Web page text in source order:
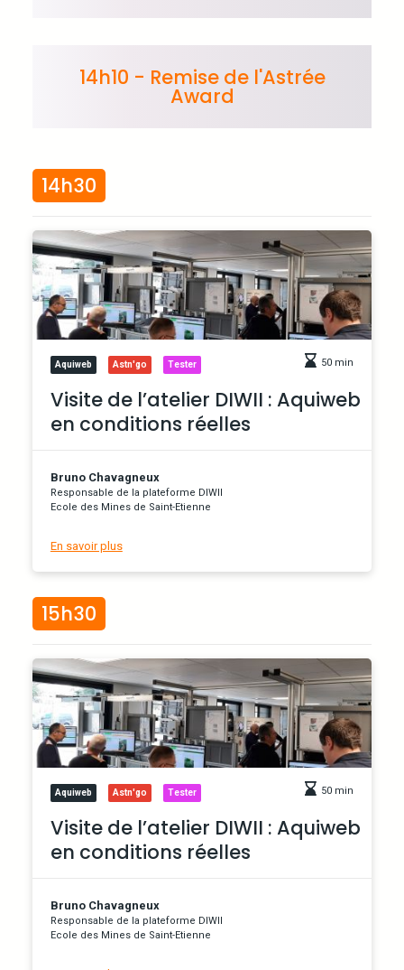
14h10 - Remise de l'Astrée
Award
14h30
Aquiweb Astn'go Tester 50 min
Visite de l’atelier DIWII : Aquiweb
en conditions réelles
Bruno Chavagneux
Responsable de la plateforme DIWII
Ecole des Mines de Saint-Etienne
En savoir plus
15h30
Aquiweb Astn'go Tester 50 min
Visite de l’atelier DIWII : Aquiweb
en conditions réelles
Bruno Chavagneux
Responsable de la plateforme DIWII
Ecole des Mines de Saint-Etienne